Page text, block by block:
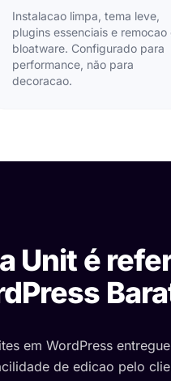
Instalacao limpa, tema leve,
plugins essenciais e remocao
bloatware. Configurado para
performance, não para
decoracao.
Unit é
em WordPress
de edicao pelo